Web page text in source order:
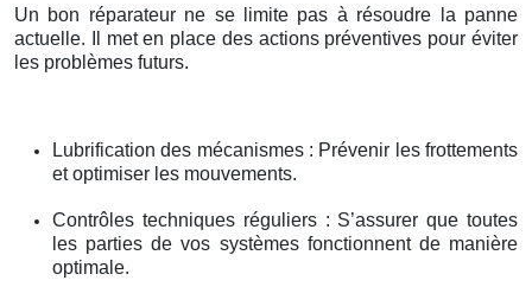
Un bon réparateur ne se limite pas à résoudre la panne
actuelle. Il met en place des actions préventives pour éviter
les problèmes futurs.
Lubrification des mécanismes : Prévenir les frottements
et optimiser les mouvements.
Contrôles techniques réguliers : S’assurer que toutes
les parties de vos systèmes fonctionnent de manière
optimale.